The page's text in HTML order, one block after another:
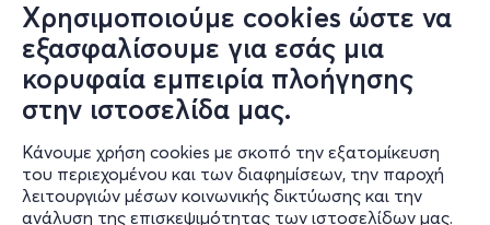
Χρησιμοποιούμε cookies ώστε να
εξασφαλίσουμε για εσάς μια
κορυφαία εμπειρία πλοήγησης
στην ιστοσελίδα μας.
Κάνουμε χρήση cookies με σκοπό την εξατομίκευση
του περιεχομένου και των διαφημίσεων, την παροχή
λειτουργιών μέσων κοινωνικής δικτύωσης και την
ανάλυση της επισκεψιμότητας των ιστοσελίδων μας.
Εισιτήρια